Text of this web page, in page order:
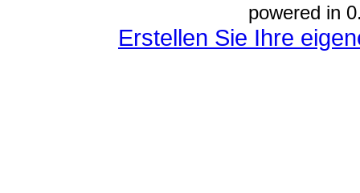
powered in
Erstellen Sie Ihre